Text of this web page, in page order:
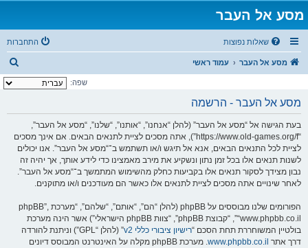
מסע אל העבר
שאלות נפוצות התחברות
מסע אל העבר עמוד ראשי
י
שפה:
מסע אל העבר - הרשמה
בעת הגישה אל “מסע אל העבר” (להלן “אנחנו”, “אותנו”, “שלנו”, “מסע אל העבר”,
“https://www.old-games.org/f”), אתה מסכים לציית לתנאים הבאים. אם אינך מסכים
לציית לכל התנאים הבאים, אנא אל תיגש ו/או תשתמש ב־“מסע אל העבר”. אנו יכולים
לשנות תנאים אלו בכל זמן נתון ונשקיע את מירב מאמצינו כדי לידע אותך, אך יהיה זה
נבון מצידך לסקור תנאים אלו בקביעות כחלק מהשימוש המתמשך ב־“מסע אל העבר”.
לאחר שינויים אתה מסכים לציית לתנאים אלו כאשר הם מעודכנים ו/או מתוקנים.
הפורומים שלנו מבוססים על phpBB (להלן “הם”, “אותם”, “שלהם”, “מערכת phpBB”,
“www.phpbb.co.il”, “קבוצת phpBB”, “צוות phpBB הישראלי”) אשר הינה מערכת
בולטיין המשוחררת תחת הסכם “רישיון ציבורי כללי v2
” (להלן “GPL”) וניתנת להורדה
דרך אתר www.phpbb.co.il
. מערכת phpBB מקלה על האינטרנט המבוסס דיונים